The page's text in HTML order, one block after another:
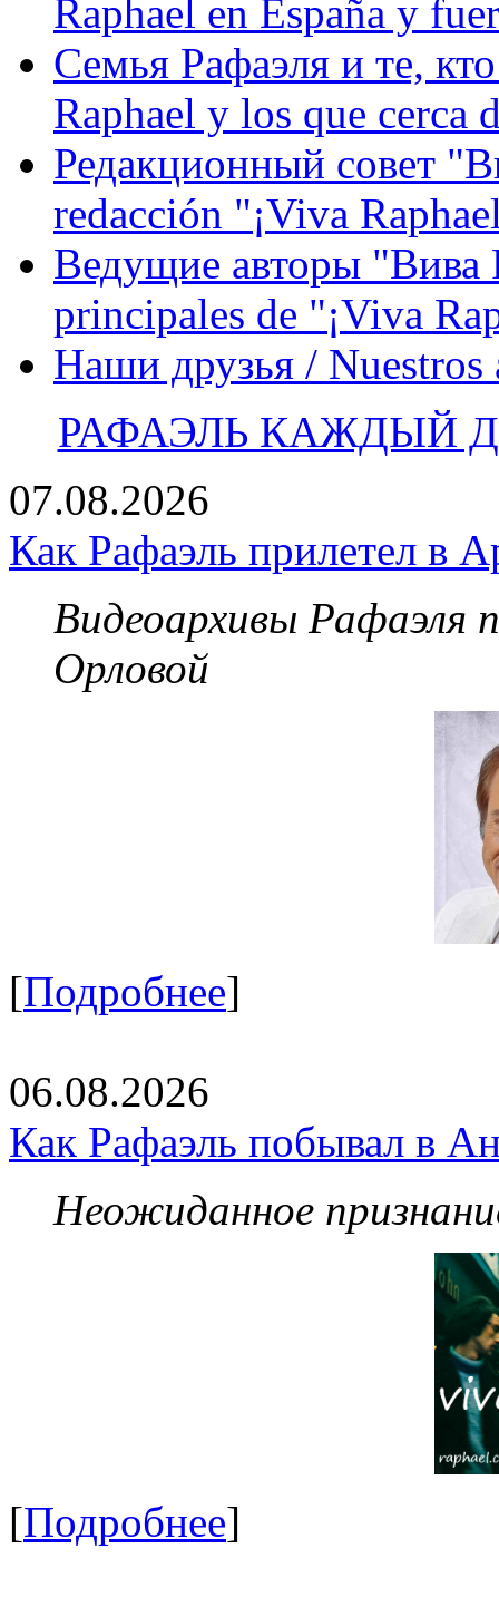
Raphael en España y
Семья Рафаэля и те,
Raphael y los que cerca
Редакционный совет
redacción "¡Viva
Ведущие авторы "Вива
principales de "¡Viva
Наши друзья / Nuestros
РАФАЭЛЬ КАЖДЫЙ
07.08.2026
Как Рафаэль прилетел в
Видеоархивы Рафаэля
Орловой
[Подробнее]
06.08.2026
Как Рафаэль побывал в
Неожиданное
[Подробнее]